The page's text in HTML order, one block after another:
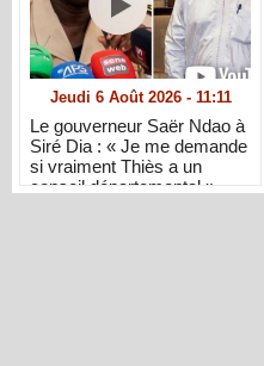
Jeudi 6 Août 2026 - 11:11
Le gouverneur Saër Ndao à
Siré Dia : « Je me demande
si vraiment Thiès a un
conseil départemental »